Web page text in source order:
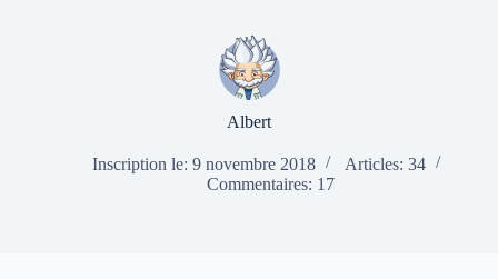
Albert
Inscription le: 9 novembre 2018
Articles: 34
Commentaires: 17